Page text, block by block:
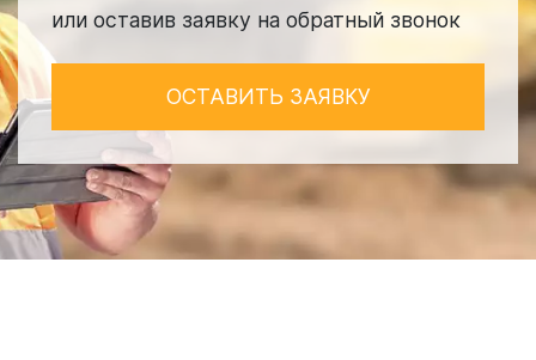
или оставив заявку на обратный звонок
ОСТАВИТЬ ЗАЯВКУ